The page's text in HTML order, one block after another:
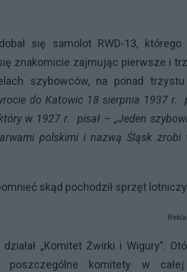
się samolot RWD-13,
znakomicie zajmując pierwsze i
szybowców, na ponad
do Katowic 18 sierpnia 1937
w 1927 r. pisał – „Jeden
polskimi i nazwą Śląsk zrobi
skąd pochodził sprzęt
działał „Komitet Żwirki i Wigury”.
poszczególne komitety w